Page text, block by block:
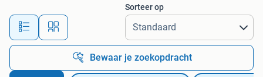
Alle afstanden…
Sorteer op
Bewaar je zoekopdracht